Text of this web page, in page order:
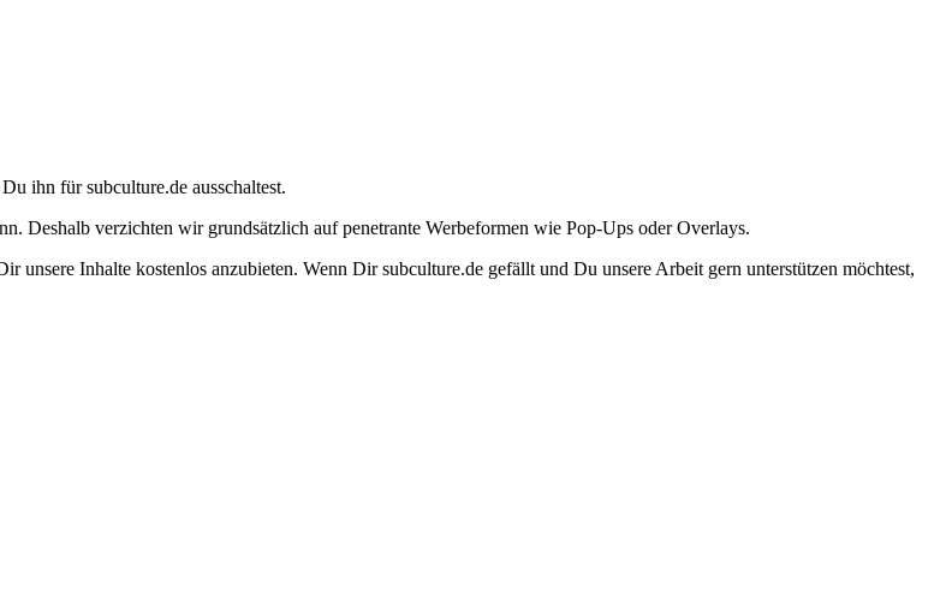
ihn für subculture.de ausschaltest.
Deshalb verzichten wir grundsätzlich auf penetrante Werbeformen wie Pop-Ups oder Overlays.
unsere Inhalte kostenlos anzubieten. Wenn Dir subculture.de gefällt und Du unsere Arbeit gern unterstützen möchtest,